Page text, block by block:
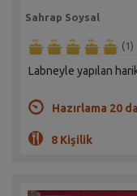
Sahrap Soysal
(1)
Labneyle yapılan
Hazırlama 20
8 Kişilik